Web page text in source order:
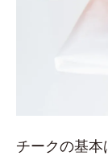
チークの基本